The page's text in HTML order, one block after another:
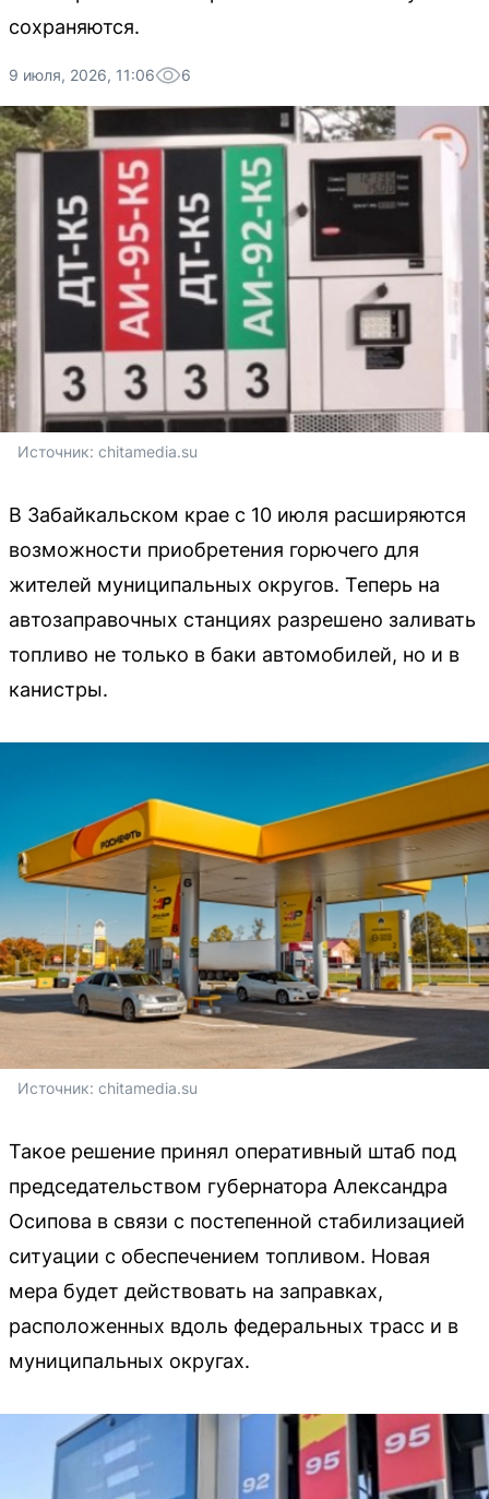
сохраняются.
9 июля, 2026, 11:06 6
Источник: chitamedia.su
В Забайкальском крае с 10 июля расширяются
возможности приобретения горючего для
жителей муниципальных округов. Теперь на
автозаправочных станциях разрешено заливать
топливо не только в баки автомобилей, но и в
канистры.
Источник: chitamedia.su
Такое решение принял оперативный штаб под
председательством губернатора Александра
Осипова в связи с постепенной стабилизацией
ситуации с обеспечением топливом. Новая
мера будет действовать на заправках,
расположенных вдоль федеральных трасс и в
муниципальных округах.